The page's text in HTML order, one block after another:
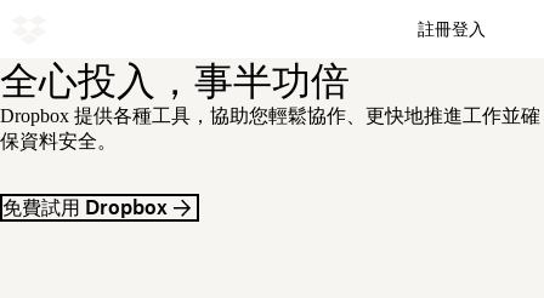
註冊登入
全心投入，事半功倍
Dropbox 提供各種工具，協助您輕鬆協作、更快地推進工作並確
保資料安全。
免費試用 Dropbox